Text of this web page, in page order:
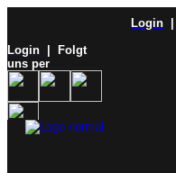
Login
Login
| Folgt
uns per